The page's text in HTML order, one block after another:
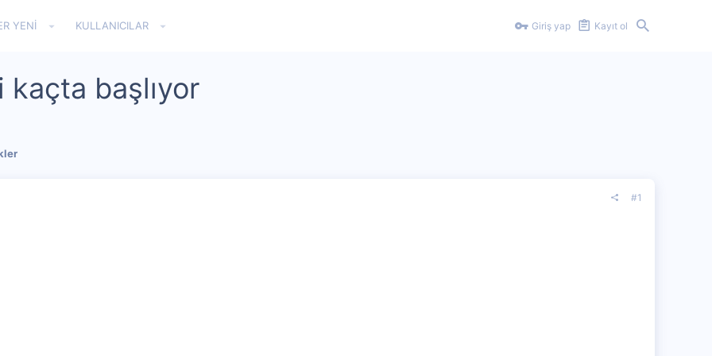
YENI KULLANICILAR Giriş yap Kayıt ol
başlıyor
#1